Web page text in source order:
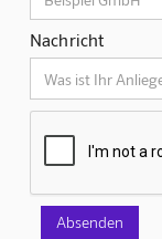
Nachricht